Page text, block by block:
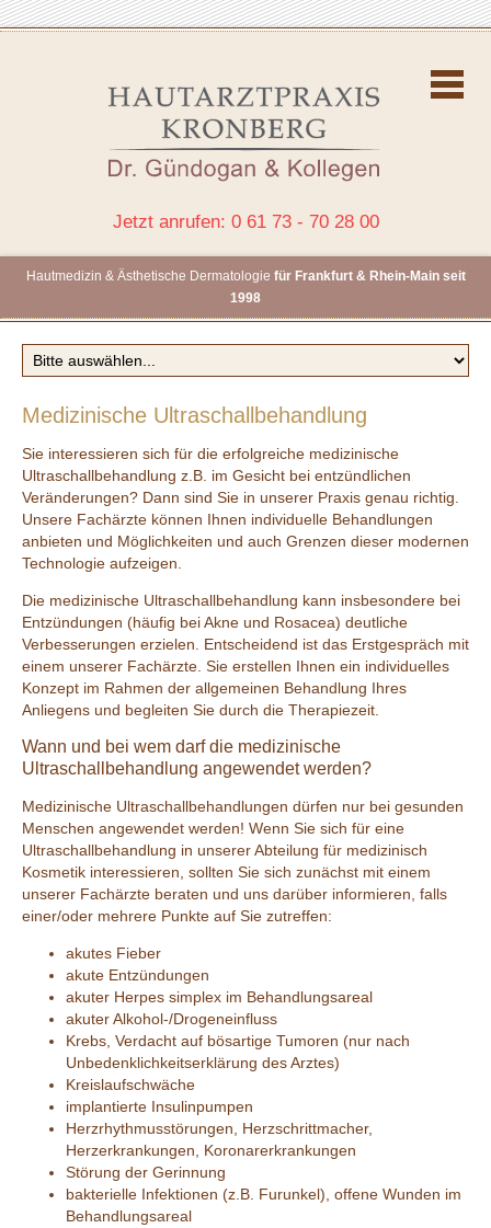
Jetzt anrufen: 0 61 73 - 70 28 00
Hautmedizin & Ästhetische Dermatologie für Frankfurt & Rhein-Main seit
1998
Medizinische Ultraschallbehandlung
Sie interessieren sich für die erfolgreiche medizinische
Ultraschallbehandlung z.B. im Gesicht bei entzündlichen
Veränderungen? Dann sind Sie in unserer Praxis genau richtig.
Unsere Fachärzte können Ihnen individuelle Behandlungen
anbieten und Möglichkeiten und auch Grenzen dieser modernen
Technologie aufzeigen.
Die medizinische Ultraschallbehandlung kann insbesondere bei
Entzündungen (häufig bei Akne und Rosacea) deutliche
Verbesserungen erzielen. Entscheidend ist das Erstgespräch mit
einem unserer Fachärzte. Sie erstellen Ihnen ein individuelles
Konzept im Rahmen der allgemeinen Behandlung Ihres
Anliegens und begleiten Sie durch die Therapiezeit.
Wann und bei wem darf die medizinische
Ultraschallbehandlung angewendet werden?
Medizinische Ultraschallbehandlungen dürfen nur bei gesunden
Menschen angewendet werden! Wenn Sie sich für eine
Ultraschallbehandlung in unserer Abteilung für medizinisch
Kosmetik interessieren, sollten Sie sich zunächst mit einem
unserer Fachärzte beraten und uns darüber informieren, falls
einer/oder mehrere Punkte auf Sie zutreffen:
akutes Fieber
akute Entzündungen
akuter Herpes simplex im Behandlungsareal
akuter Alkohol-/Drogeneinfluss
Krebs, Verdacht auf bösartige Tumoren (nur nach
Unbedenklichkeitserklärung des Arztes)
Kreislaufschwäche
implantierte Insulinpumpen
Herzrhythmusstörungen, Herzschrittmacher,
Herzerkrankungen, Koronarerkrankungen
Störung der Gerinnung
bakterielle Infektionen (z.B. Furunkel), offene Wunden im
Behandlungsareal